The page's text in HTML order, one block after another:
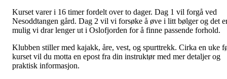
Kurset varer i 16 timer fordelt over to dager. Dag 1 vil forgå ved
Nesoddtangen gård. Dag 2 vil vi forsøke å øve i litt bølger og det
mulig vi drar lenger ut i Oslofjorden for å finne passende forhold.
Klubben stiller med kajakk, åre, vest, og spurttrekk. Cirka en uke
kurset vil du motta en epost fra din instruktør med mer detaljer og
praktisk informasjon.